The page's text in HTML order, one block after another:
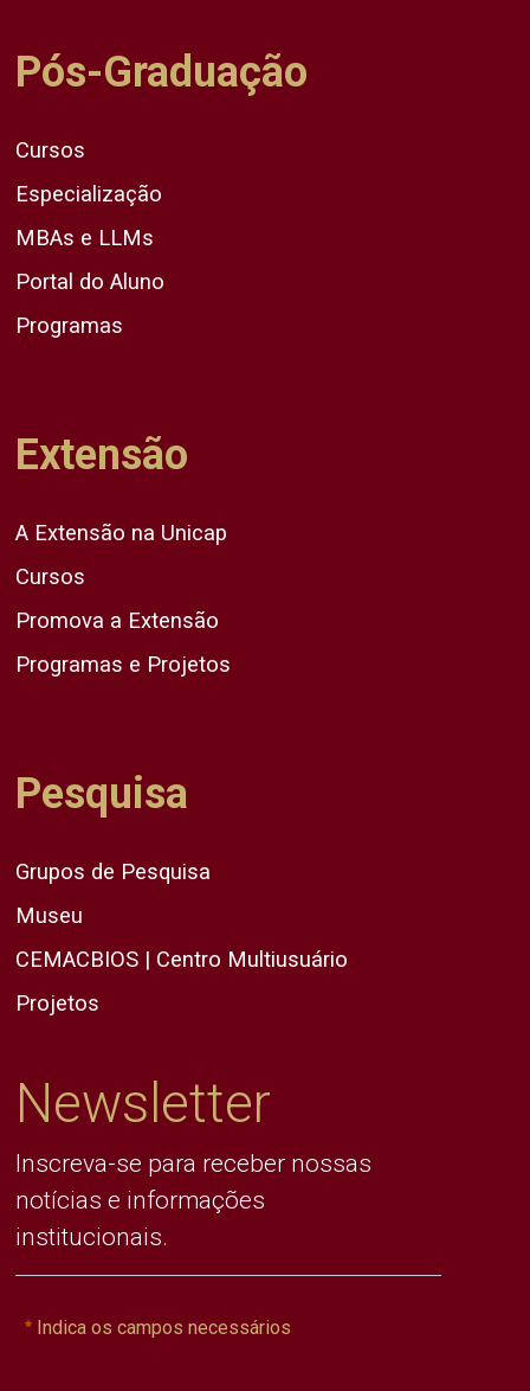
Pós-Graduação
Cursos
Especialização
MBAs e LLMs
Portal do Aluno
Programas
Extensão
A Extensão na Unicap
Cursos
Promova a Extensão
Programas e Projetos
Pesquisa
Grupos de Pesquisa
Museu
CEMACBIOS | Centro Multiusuário
Projetos
Newsletter
Inscreva-se para receber nossas
notícias e informações
institucionais.
Indica os campos necessários